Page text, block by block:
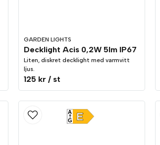
GARDEN LIGHTS
Decklight Acis 0,2W 5lm IP67
Liten, diskret decklight med varmvitt
ljus.
125 kr / st
E
A
G